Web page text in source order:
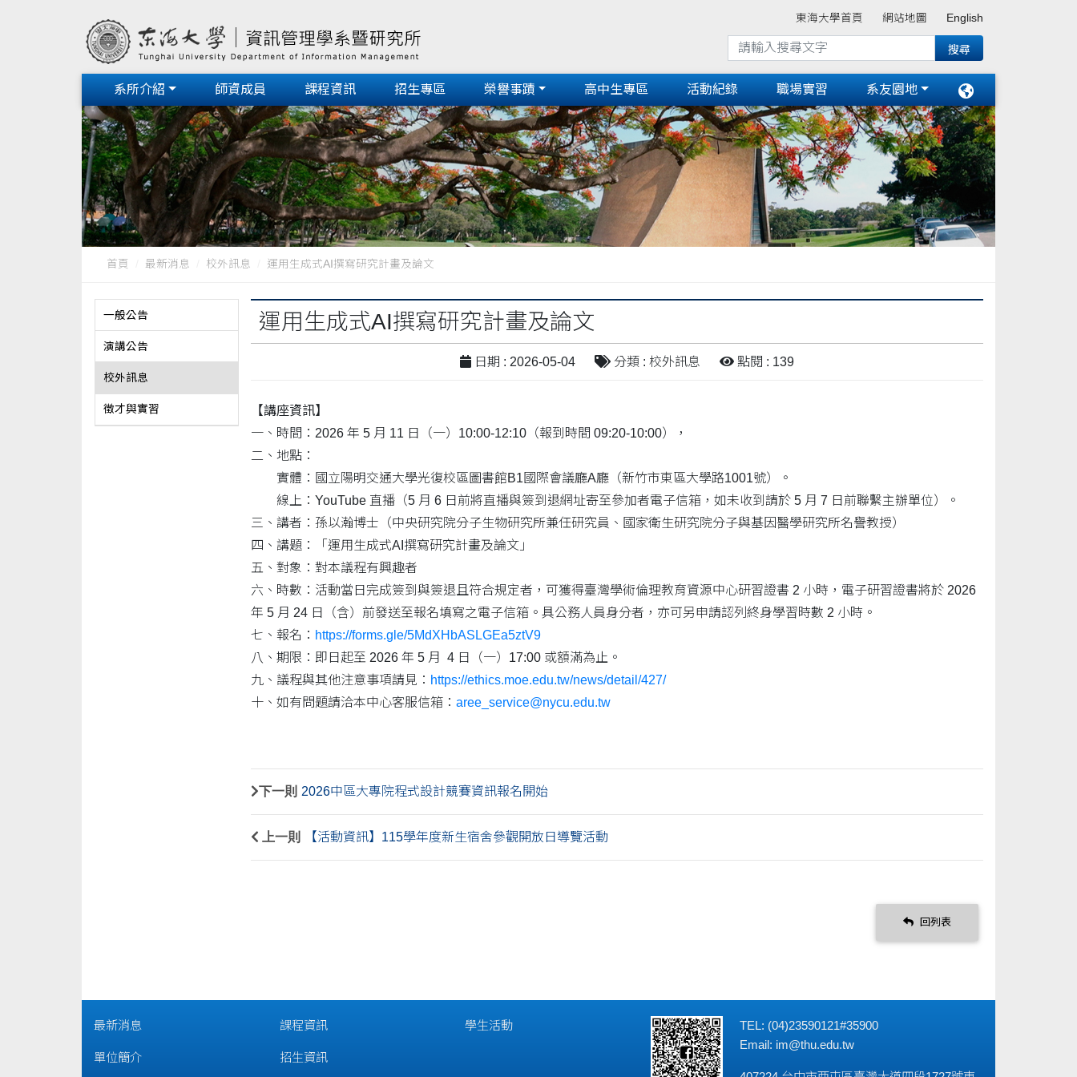
東海大學首頁 網站地圖 English
系所介紹 師資成員 課程資訊 招生專區 榮譽事蹟 高中生專區 活動紀錄 職場實習 系友園地
首頁 最新消息 校外訊息 運用生成式AI撰寫研究計畫及論文
一般公告
演講公告
校外訊息
徵才與實習
運用生成式AI撰寫研究計畫及論文
日期 : 2026-05-04 分類 : 校外訊息 點閱 : 139
【講座資訊】
一、時間：2026 年 5 月 11 日（一）10:00-12:10（報到時間 09:20-10:00），
二、地點：
實體：國立陽明交通大學光復校區圖書館B1國際會議廳A廳（新竹市東區大學路1001號）。
線上：YouTube 直播（5 月 6 日前將直播與簽到退網址寄至參加者電子信箱，如未收到請於 5 月 7 日前聯繫主辦單位）。
三、講者：孫以瀚博士（中央研究院分子生物研究所兼任研究員、國家衛生研究院分子與基因醫學研究所名譽教授）
四、講題：「運用生成式AI撰寫研究計畫及論文」
五、對象：對本議程有興趣者
六、時數：活動當日完成簽到與簽退且符合規定者，可獲得臺灣學術倫理教育資源中心研習證書 2 小時，電子研習證書將於 2026
年 5 月 24 日（含）前發送至報名填寫之電子信箱。具公務人員身分者，亦可另申請認列終身學習時數 2 小時。
七、報名： https://forms.gle/5MdXHbASLGEa5ztV9
八、期限：即日起至 2026 年 5 月 4 日（一）17:00 或額滿為止。
九、議程與其他注意事項請見： https://ethics.moe.edu.tw/news/detail/427/
十、如有問題請洽本中心客服信箱： aree_service@nycu.edu.tw
下一則 2026中區大專院程式設計競賽資訊報名開始
上一則 【活動資訊】115學年度新生宿舍參觀開放日導覽活動
回列表
最新消息
單位簡介
課程資訊
招生資訊
學生活動
TEL: (04)23590121#35900
Email: im@thu.edu.tw